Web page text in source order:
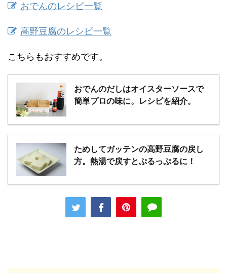
おでんのレシピ一覧
高野豆腐のレシピ一覧
こちらもおすすめです。
おでんのだしはオイスターソースで
簡単プロの味に。レシピを紹介。
ためしてガッテンの高野豆腐の戻し
方。熱湯で戻すとぷるっぷるに！